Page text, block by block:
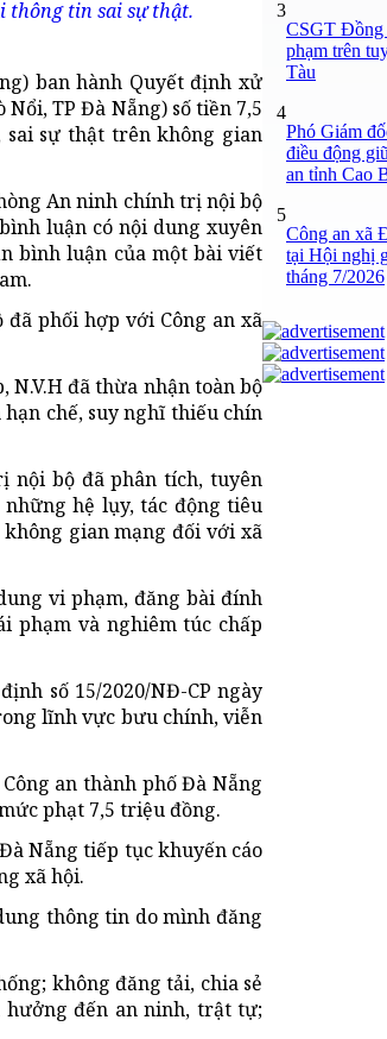
thông tin sai sự thật.
ban hành Quyết định xử
TP Đà Nẵng) số tiền 7,5
sai sự thật trên không gian
An ninh chính trị nội bộ
luận có nội dung xuyên
bình luận của một bài viết
phối hợp với Công an xã
N.V.H đã thừa nhận toàn bộ
chế, suy nghĩ thiếu chín
nội bộ đã phân tích, tuyên
hệ lụy, tác động tiêu
gian mạng đối với xã
vi phạm, đăng bài đính
phạm và nghiêm túc chấp
số 15/2020/NĐ-CP ngày
lĩnh vực bưu chính, viễn
an thành phố Đà Nẵng
phạt 7,5 triệu đồng.
Nẵng tiếp tục khuyến cáo
xã hội.
thông tin do mình đăng
không đăng tải, chia sẻ
hưởng đến an ninh, trật tự;
3
CSGT Đồng
phạm trên
Tàu
4
Phó Giám
điều động
an tỉnh Cao
5
Công an xã
tại Hội nghị
tháng 7/2026